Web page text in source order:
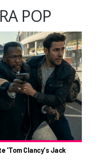
POP
'Tom Clancy's Jack